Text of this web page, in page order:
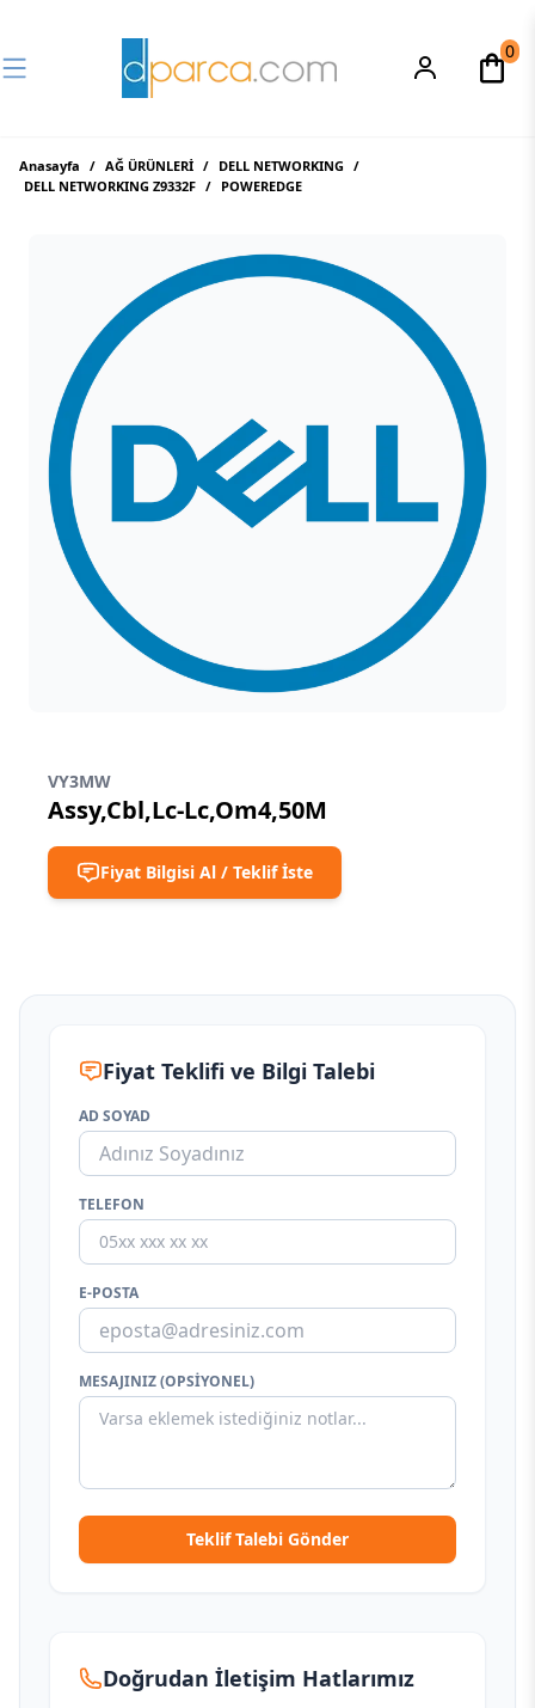
0
Anasayfa / AĞ ÜRÜNLERİ / DELL NETWORKING /
DELL NETWORKING Z9332F / POWEREDGE
VY3MW
Assy,Cbl,Lc-Lc,Om4,50M
Fiyat Bilgisi Al / Teklif İste
Fiyat Teklifi ve Bilgi Talebi
AD SOYAD
TELEFON
E-POSTA
MESAJINIZ (OPSIYONEL)
Teklif Talebi Gönder
Doğrudan İletişim Hatlarımız